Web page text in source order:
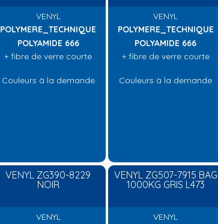
VENYL
POLYMERE_TECHNIQUE
POLYAMIDE 666
+ fibre de verre courte
Couleurs à la demande
VENYL
POLYMERE_TECHNIQUE
POLYAMIDE 666
+ fibre de verre courte
Couleurs à la demande
VENYL ZG390-8229
NOIR
VENYL
VENYL ZG507-7915 BAG
1000KG GRIS L473
VENYL